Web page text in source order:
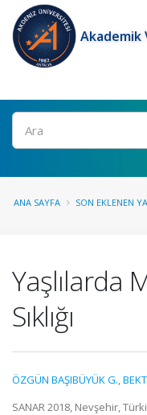
Akademik
Ara
ANA SAYFA SON EKLENEN
Yaşlılarda
Sıklığı
ÖZGÜN BAŞIBÜYÜK G.,
SANAR 2018, Nevşehir,